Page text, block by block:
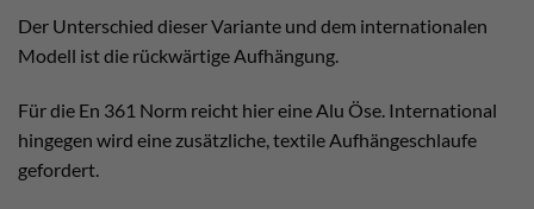
Der Unterschied dieser Variante und dem internationalen
Modell ist die rückwärtige Aufhängung.
Für die En 361 Norm reicht hier eine Alu Öse. International
hingegen wird eine zusätzliche, textile Aufhängeschlaufe
gefordert.